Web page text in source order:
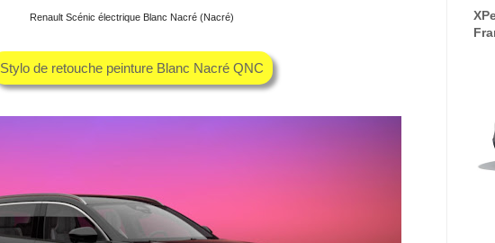
Renault Scénic électrique Blanc Nacré (Nacré)
Stylo de retouche peinture Blanc Nacré QNC